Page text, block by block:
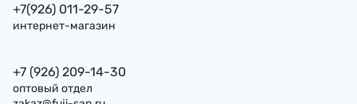
+7(926) 011-29-57
интернет-магазин
+7 (926) 209-14-30
оптовый отдел